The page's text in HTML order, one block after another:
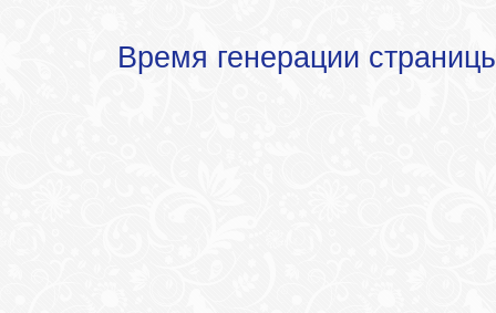
Время генерации